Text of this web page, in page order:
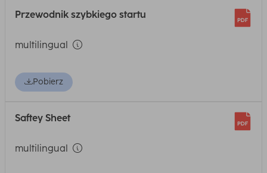
Przewodnik szybkiego startu
multilingual
Pobierz
Saftey Sheet
multilingual